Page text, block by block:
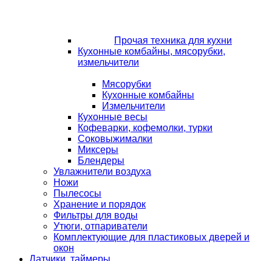
Прочая техника для кухни
Кухонные комбайны, мясорубки,
измельчители
Мясорубки
Кухонные комбайны
Измельчители
Кухонные весы
Кофеварки, кофемолки, турки
Соковыжималки
Миксеры
Блендеры
Увлажнители воздуха
Ножи
Пылесосы
Хранение и порядок
Фильтры для воды
Утюги, отпариватели
Комплектующие для пластиковых дверей и
окон
Датчики, таймеры